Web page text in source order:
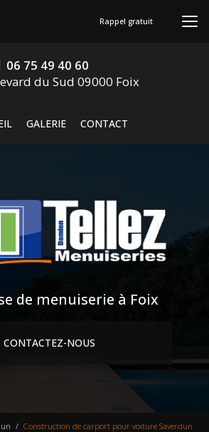
06 75 49 40 60
du Sud 09000 Foix
GALERIE CONTACT
Rappel gratuit
de menuiserie à Foix
CONTACTEZ-NOUS
Construction de carport pour voiture Saverdun